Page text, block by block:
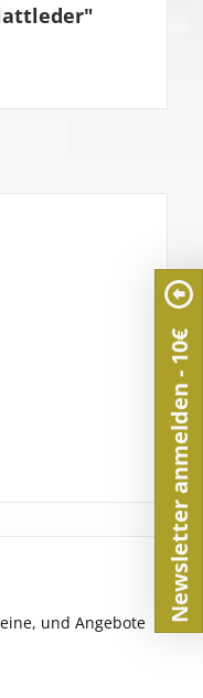
und Angebote
Newsletter anmelden - 10€